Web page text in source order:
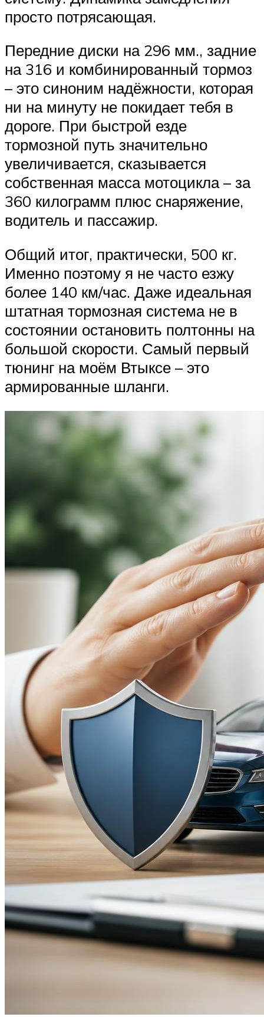
просто потрясающая.
Передние диски на 296 мм., задние
на 316 и комбинированный тормоз
– это синоним надёжности, которая
ни на минуту не покидает тебя в
дороге. При быстрой езде
тормозной путь значительно
увеличивается, сказывается
собственная масса мотоцикла – за
360 килограмм плюс снаряжение,
водитель и пассажир.
Общий итог, практически, 500 кг.
Именно поэтому я не часто езжу
более 140 км/час. Даже идеальная
штатная тормозная система не в
состоянии остановить полтонны на
большой скорости. Самый первый
тюнинг на моём Втыксе – это
армированные шланги.